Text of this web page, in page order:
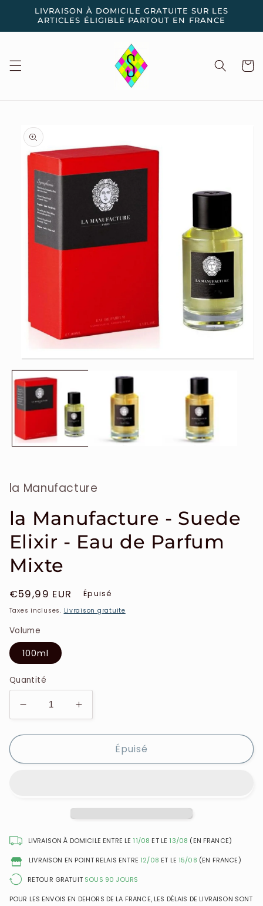
passer
contenu
LIVRAISON À DOMICILE GRATUITE SUR LES
ARTICLES ÉLIGIBLE PARTOUT EN FRANCE
Panier
Passer aux
informations
produits
le
média
1
dans
une
la Manufacture
la Manufacture - Suede
Elixir - Eau de Parfum
Mixte
Prix
habituel
€59,99 EUR Épuisé
Taxes incluses. Livraison gratuite
Volume
100ml
Quantité
Réduire
la
quantité
la
Eau
Parfum
Mixte
Augmenter
la
quantité
la
Eau
Parfum
Mixte
Épuisé
LIVRAISON À DOMICILE ENTRE LE 11/08 ET LE 13/08 (EN FRANCE)
LIVRAISON EN POINT RELAIS ENTRE 12/08 ET LE 15/08 (EN FRANCE)
RETOUR GRATUIT SOUS 90 JOURS
POUR LES ENVOIS EN DEHORS DE LA FRANCE, LES DÉLAIS DE LIVRAISON SONT